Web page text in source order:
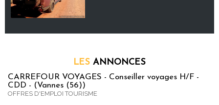
LES ANNONCES
CARREFOUR VOYAGES - Conseiller voyages H/F -
CDD - (Vannes (56))
OFFRES D'EMPLOI TOURISME